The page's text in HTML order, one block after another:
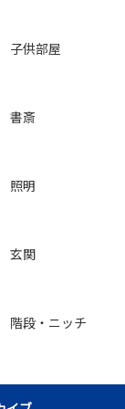
子供部屋
書斎
照明
玄関
階段・ニッチ